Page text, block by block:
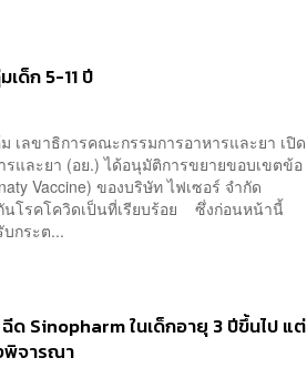
ด็ก 5-11 ปี
ลขาธิการคณะกรรมการอาหารและยา เปิด
และยา (อย.) ได้อนุมัติการขยายขอบเขตข้อ
Vaccine) ของบริษัท ไฟเซอร์ จำกัด
นโรคโควิดเป็นที่เรียบร้อย ซึ่งก่อนหน้านี้
กระต...
ด Sinopharm ในเด็กอายุ 3 ปีขึ้นไป แต่
พิจารณา